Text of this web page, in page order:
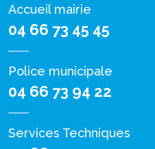
Accueil mairie
04 66 73 45 45
Police municipale
04 66 73 94 22
Services Techniques